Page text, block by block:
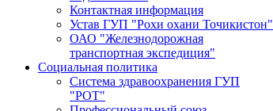
Контактная информация
Устав ГУП "Рохи охани Точикистон"
ОАО "Железнодорожная
транспортная экспедиция"
Социальная политика
Система здравоохранения ГУП
"РОТ"